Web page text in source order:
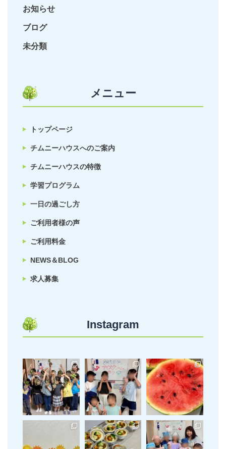
お知らせ
ブログ
未分類
メニュー
トップページ
チムニーハウスへのご案内
チムニーハウスの特徴
学習プログラム
一日の過ごし方
ご利用者様の声
ご利用料金
NEWS＆BLOG
求人募集
Instagram